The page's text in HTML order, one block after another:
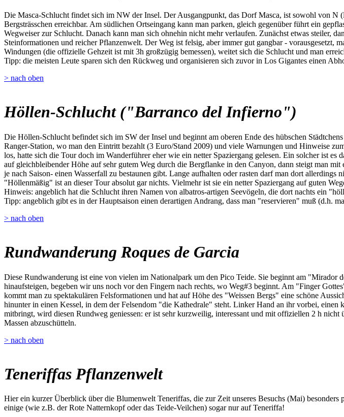
Die Masca-Schlucht findet sich im NW der Insel. Der Ausgangpunkt, das Dorf Masca, ist sowohl von N
Bergsträsschen erreichbar. Am südlichen Ortseingang kann man parken, gleich gegenüber führt ein
Wegweiser zur Schlucht. Danach kann man sich ohnehin nicht mehr verlaufen. Zunächst etwas steiler,
Steinformationen und reicher Pflanzenwelt. Der Weg ist felsig, aber immer gut gangbar -
Windungen (die offizielle Gehzeit ist mit 3h großzügig bemessen), weitet sich die Schlucht und man
Tipp: die meisten Leute sparen sich den Rückweg und organisieren sich zuvor in Los Gigantes einen
> nach oben
Höllen-Schlucht ("Barranco del Infierno")
Die Höllen-Schlucht befindet sich im SW der Insel und beginnt am oberen Ende des hübschen
Ranger-Station, wo man den Eintritt bezahlt (3 Euro/Stand 2009) und viele Warnungen und Hinweise
los, hatte sich die Tour doch im Wanderführer eher wie ein netter Spaziergang gelesen. Ein solcher ist
auf gleichbleibender Höhe auf sehr gutem Weg durch die Bergflanke in den Canyon, dann steigt man
je nach Saison- einen Wasserfall zu bestaunen gibt. Lange aufhalten oder rasten darf man dort
"Höllenmäßig" ist an dieser Tour absolut gar nichts. Vielmehr ist sie ein netter Spaziergang auf guten
Hinweis: angeblich hat die Schlucht ihren Namen von albatros-artigen Seevögeln, die dort nachts ein
Tipp: angeblich gibt es in der Hauptsaison einen derartigen Andrang, dass man "reservieren" muß (d.h.
> nach oben
Rundwanderung Roques de Garcia
Diese Rundwanderung ist eine von vielen im Nationalpark um den Pico Teide. Sie beginnt am "Mirador
hinaufsteigen, begeben wir uns noch vor den Fingern nach rechts, wo Weg#3 beginnt. Am "Finger
kommt man zu spektakulären Felsformationen und hat auf Höhe des "Weissen Bergs" eine schöne
hinunter in einen Kessel, in dem der Felsendom "die Kathedrale" steht. Linker Hand an ihr vorbei,
mitbringt, wird diesen Rundweg geniessen: er ist sehr kurzweilig, interessant und mit offiziellen 2 h
Massen abzuschütteln.
> nach oben
Teneriffas Pflanzenwelt
Hier ein kurzer Überblick über die Blumenwelt Teneriffas, die zur Zeit unseres Besuchs (Mai)
einige (wie z.B. der Rote Natternkopf oder das Teide-Veilchen) sogar nur auf Teneriffa!